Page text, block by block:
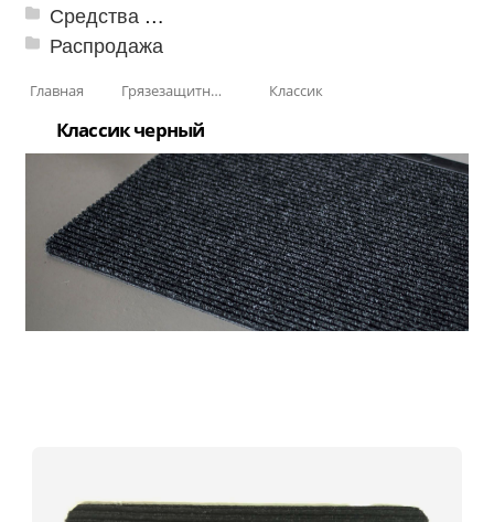
Средства от насекомых и садовых вредителей
Распродажа
Главная Грязезащитные, влаговпитывающие покрытия Классик
Классик черный